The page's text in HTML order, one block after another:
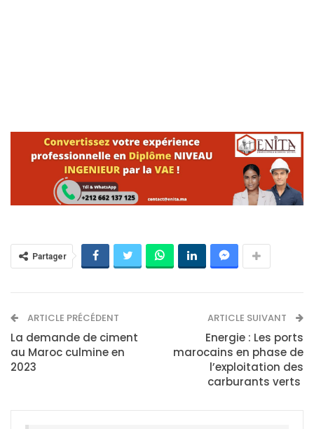
Partager
ARTICLE PRÉCÉDENT
La demande de ciment
au Maroc culmine en
2023
ARTICLE SUIVANT
Energie : Les ports
marocains en phase de
l’exploitation des
carburants verts